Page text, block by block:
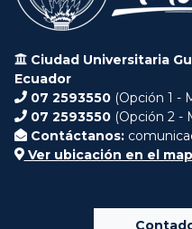
Ciudad Universitaria
Ecuador
07 2593550 (Opción 1 -
07 2593550 (Opción 2 -
Contáctanos:
Ver ubicación en el